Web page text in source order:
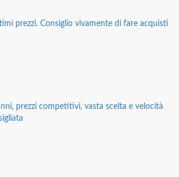
prezzi. Consiglio vivamente di fare acquisti
prezzi competitivi, vasta scelta e velocità